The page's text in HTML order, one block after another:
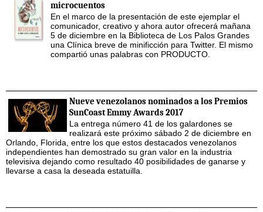
microcuentos
En el marco de la presentación de este ejemplar el
comunicador, creativo y ahora autor ofrecerá mañana
5 de diciembre en la Biblioteca de Los Palos Grandes
una Clínica breve de minificción para Twitter. El mismo
compartió unas palabras con PRODUCTO.
Nueve venezolanos nominados a los Premios
SunCoast Emmy Awards 2017
La entrega número 41 de los galardones se
realizará este próximo sábado 2 de diciembre en
Orlando, Florida, entre los que estos destacados venezolanos
independientes han demostrado su gran valor en la industria
televisiva dejando como resultado 40 posibilidades de ganarse y
llevarse a casa la deseada estatuilla.